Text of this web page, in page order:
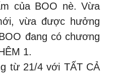
của BOO nè. Vừa
vừa được hưởng
đang có chương
1.
từ 21/4 với TẤT CẢ